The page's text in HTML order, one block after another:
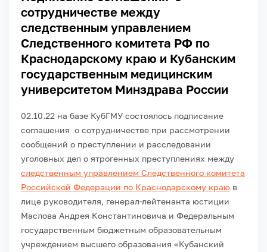
сотрудничестве между
следственным управлением
Следственного комитета РФ по
Краснодарскому краю и Кубанским
государственным медицинским
университетом Минздрава России
02.10.22 на базе КубГМУ состоялось подписание
соглашения о сотрудничестве при рассмотрении
сообщений о преступлении и расследовании
уголовных дел о ятрогенных преступлениях между
следственным управлением Следственного комитета
Российской Федерации по Краснодарскому краю в
лице руководителя, генерал-лейтенанта юстиции
Маслова Андрея Константиновича и Федеральным
государственным бюджетным образовательным
учреждением высшего образования «Кубанский